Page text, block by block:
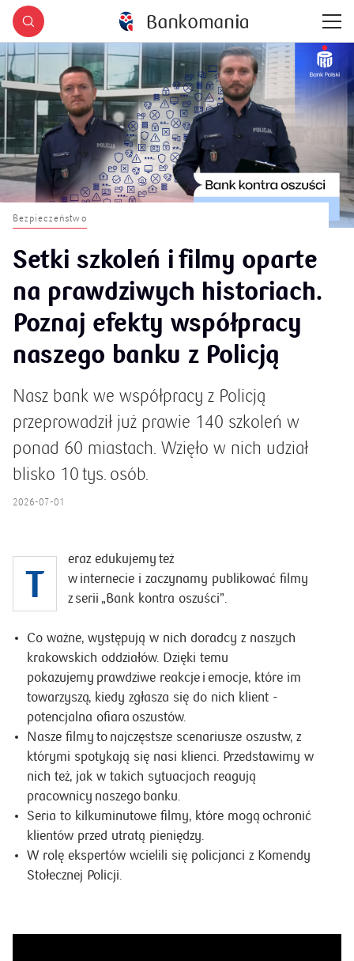
Bezpieczeństwo
Setki szkoleń i filmy oparte
na prawdziwych historiach.
Poznaj efekty współpracy
naszego banku z Policją
Nasz bank we współpracy z Policją
przeprowadził już prawie 140 szkoleń w
ponad 60 miastach. Wzięło w nich udział
blisko 10 tys. osób.
2026-07-01
T
eraz edukujemy też
w internecie i zaczynamy publikować filmy
z serii „Bank kontra oszuści”.
Co ważne, występują w nich doradcy z naszych
krakowskich oddziałów. Dzięki temu
pokazujemy prawdziwe reakcje i emocje, które im
towarzyszą, kiedy zgłasza się do nich klient -
potencjalna ofiara oszustów.
Nasze filmy to najczęstsze scenariusze oszustw, z
którymi spotykają się nasi klienci. Przedstawimy w
nich też, jak w takich sytuacjach reagują
pracownicy naszego banku.
Seria to kilkuminutowe filmy, które mogą ochronić
klientów przed utratą pieniędzy.
W rolę ekspertów wcielili się policjanci z Komendy
Stołecznej Policji.